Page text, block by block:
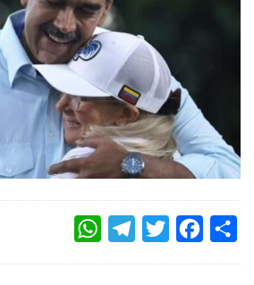
WHATSAPPTELEGRAMTWITTER